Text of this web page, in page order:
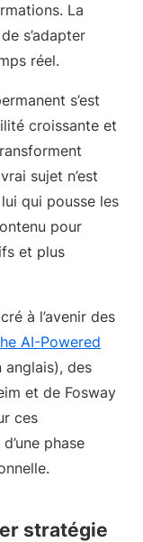
La
s’adapter
réel.
s’est
croissante et
sujet n’est
lui qui pousse les
pour
et plus
à l’avenir des
AI-Powered
anglais), des
et de Fosway
ces
phase
stratégie